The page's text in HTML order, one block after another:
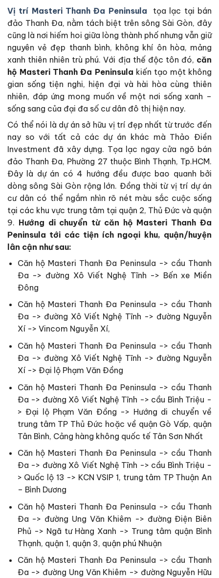
Vị trí Masteri Thanh Đa Peninsula tọa lạc tại bán
đảo Thanh Đa, nằm tách biệt trên sông Sài Gòn, đây
cũng là nơi hiếm hoi giữa lòng thành phố nhưng vẫn giữ
nguyên vẻ đẹp thanh bình, không khí ôn hòa, mảng
xanh thiên nhiên trù phú. Với địa thế độc tôn đó, căn
hộ Masteri Thanh Đa Peninsula kiến tạo một không
gian sống tiện nghi, hiện đại và hài hòa cùng thiên
nhiên, đáp ứng mong muốn về một nơi sống xanh –
sống sang của đại đa số cư dân đô thị hiện nay.
Có thể nói là dự án sở hữu vị trí đẹp nhất từ trước đến
nay so với tất cả các dự án khác mà Thảo Điền
Investment đã xây dựng. Tọa lạc ngay cửa ngõ bán
đảo Thanh Đa, Phường 27 thuộc Bình Thạnh, Tp.HCM.
Đây là dự án có 4 hướng đều được bao quanh bởi
dòng sông Sài Gòn rộng lớn. Đồng thời từ vị trí dự án
cư dân có thể ngắm nhìn rõ nét màu sắc cuộc sống
tại các khu vực trung tâm tại quận 2, Thủ Đức và quận
9. Hướng di chuyển từ căn hộ Masteri Thanh Đa
Peninsula tới các tiện ích ngoại khu, quận/huyện
lân cận như sau:
Căn hộ Masteri Thanh Đa Peninsula -> cầu Thanh
Đa -> đường Xô Viết Nghệ Tĩnh -> Bến xe Miền
Đông
Căn hộ Masteri Thanh Đa Peninsula -> cầu Thanh
Đa -> đường Xô Viết Nghệ Tĩnh -> đường Nguyễn
Xí -> Vincom Nguyễn Xí,
Căn hộ Masteri Thanh Đa Peninsula -> cầu Thanh
Đa -> đường Xô Viết Nghệ Tĩnh -> đường Nguyễn
Xí -> Đại lộ Phạm Văn Đồng
Căn hộ Masteri Thanh Đa Peninsula -> cầu Thanh
Đa -> đường Xô Viết Nghệ Tĩnh -> cầu Bình Triệu -
> Đại lộ Phạm Văn Đồng -> Hướng di chuyển về
trung tâm TP Thủ Đức hoặc về quận Gò Vấp, quận
Tân Bình, Cảng hàng không quốc tế Tân Sơn Nhất
Căn hộ Masteri Thanh Đa Peninsula -> cầu Thanh
Đa -> đường Xô Viết Nghệ Tĩnh -> cầu Bình Triệu -
> Quốc lộ 13 -> KCN VSIP 1, trung tâm TP Thuận An
– Bình Dương
Căn hộ Masteri Thanh Đa Peninsula -> cầu Thanh
Đa -> đường Ung Văn Khiêm -> đường Điện Biên
Phủ -> Ngã tư Hàng Xanh -> Trung tâm quận Bình
Thạnh, quận 1, quận 3, quận phú Nhuận
Căn hộ Masteri Thanh Đa Peninsula -> cầu Thanh
Đa -> đường Ung Văn Khiêm -> đường Nguyễn Hữu